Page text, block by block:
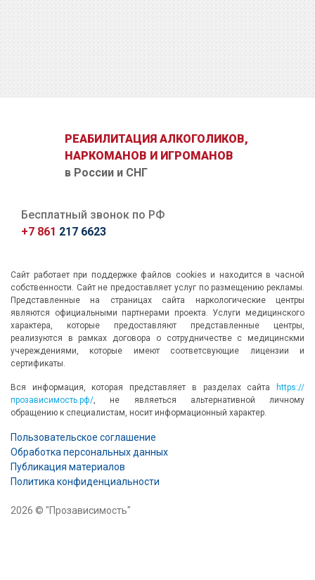
РЕАБИЛИТАЦИЯ АЛКОГОЛИКОВ,
НАРКОМАНОВ И ИГРОМАНОВ
в России и СНГ
Бесплатный звонок по РФ
+7 861 217 6623
Сайт работает при поддержке файлов cookies и находится в часной
собственности. Сайт не предоставляет услуг по размещению рекламы.
Представленные на страницах сайта наркологические центры
являются официальными партнерами проекта. Услуги медицинского
характера, которые предоставляют представленные центры,
реализуются в рамках договора о сотрудничестве с медицинскми
учереждениями, которые имеют соответсвующие лицензии и
сертификаты.
Вся информация, которая представляет в разделах сайта
https://
прозависимость.рф/, не являеться альтернативной личному
обращению к специалистам, носит информационный характер.
Пользовательское соглашение
Обработка персональных данных
Публикация материалов
Политика конфиденциальности
2026 © "Прозависимость"